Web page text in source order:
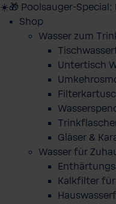
☀️🎁 Poolsauger-Special:
Shop
Wasser zum
Untertisch
Gläser &
Wasser für
Kalkfilter